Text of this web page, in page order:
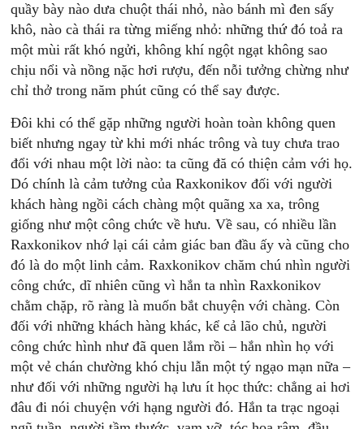
quầy bày nào dưa chuột thái nhỏ, nào bánh mì đen sấy
khô, nào cà thái ra từng miếng nhỏ: những thứ đó toả ra
một mùi rất khó ngửi, không khí ngột ngạt không sao
chịu nổi và nồng nặc hơi rượu, đến nỗi tưởng chừng như
chỉ thở trong năm phút cũng có thể say được.
Đôi khi có thể gặp những người hoàn toàn không quen
biết nhưng ngay từ khi mới nhác trông và tuy chưa trao
đổi với nhau một lời nào: ta cũng đă có thiện cảm với họ.
Dó chính là cảm tưởng của Raxkonikov đối với người
khách hàng ngồi cách chàng một quãng xa xa, trông
giống như một công chức về hưu. Về sau, có nhiều lần
Raxkonikov nhớ lại cái cảm giác ban đầu ấy và cũng cho
đó là do một linh cảm. Raxkonikov chăm chú nhìn người
công chức, dĩ nhiên cũng vì hắn ta nhìn Raxkonikov
chằm chặp, rõ ràng là muốn bắt chuyện với chàng. Còn
đối với những khách hàng khác, kể cả lão chủ, người
công chức hình như đã quen lắm rồi – hắn nhìn họ với
một vẻ chán chường khó chịu lẫn một tý ngạo mạn nữa –
như đối với những người hạ lưu ít học thức: chẳng ai hơi
đâu đi nói chuyện với hạng người đó. Hắn ta trạc ngoại